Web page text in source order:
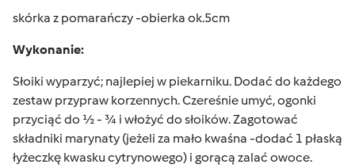
skórka z pomarańczy -obierka ok.5cm
Wykonanie:
Słoiki wyparzyć; najlepiej w piekarniku. Dodać do każdego
zestaw przypraw korzennych. Czereśnie umyć, ogonki
przyciąć do ½ - ¾ i włożyć do słoików. Zagotować
składniki marynaty (jeżeli za mało kwaśna -dodać 1 płaską
łyżeczkę kwasku cytrynowego) i gorącą zalać owoce.